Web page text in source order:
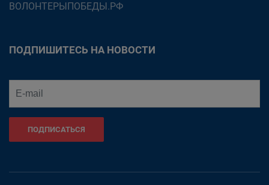
ВОЛОНТЕРЫПОБЕДЫ.РФ
ПОДПИШИТЕСЬ НА НОВОСТИ
ПОДПИСАТЬСЯ